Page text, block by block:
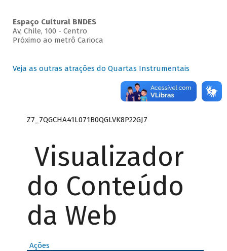
Espaço Cultural BNDES
Av, Chile, 100 - Centro
Próximo ao metrô Carioca
Veja as outras atrações do Quartas Instrumentais
Z7_7QGCHA41L071B0QGLVK8P22GJ7
Visualizador
do Conteúdo
da Web
Ações